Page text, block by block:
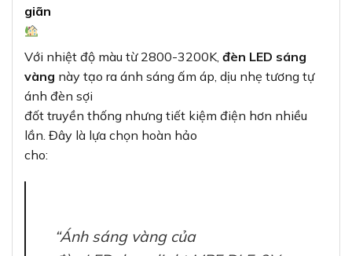
giãn
Với nhiệt độ màu từ 2800-3200K, đèn LED sáng
vàng này tạo ra ánh sáng ấm áp, dịu nhẹ tương tự
ánh đèn sợi
đốt truyền thống nhưng tiết kiệm điện hơn nhiều
lần. Đây là lựa chọn hoàn hảo
cho:
“Ánh sáng vàng của